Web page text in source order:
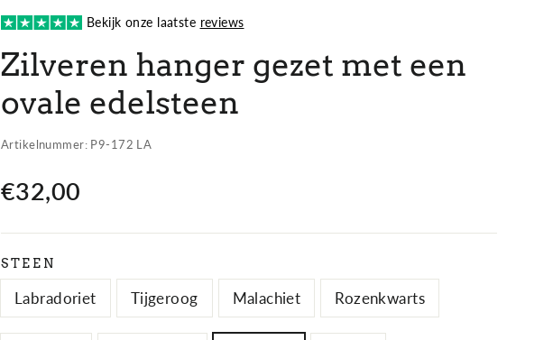
Bekijk onze laatste reviews
Zilveren hanger gezet met een
ovale edelsteen
Artikelnummer: P9-172 LA
Normale
€32,00
STEEN
Labradoriet Tijgeroog Malachiet Rozenkwarts